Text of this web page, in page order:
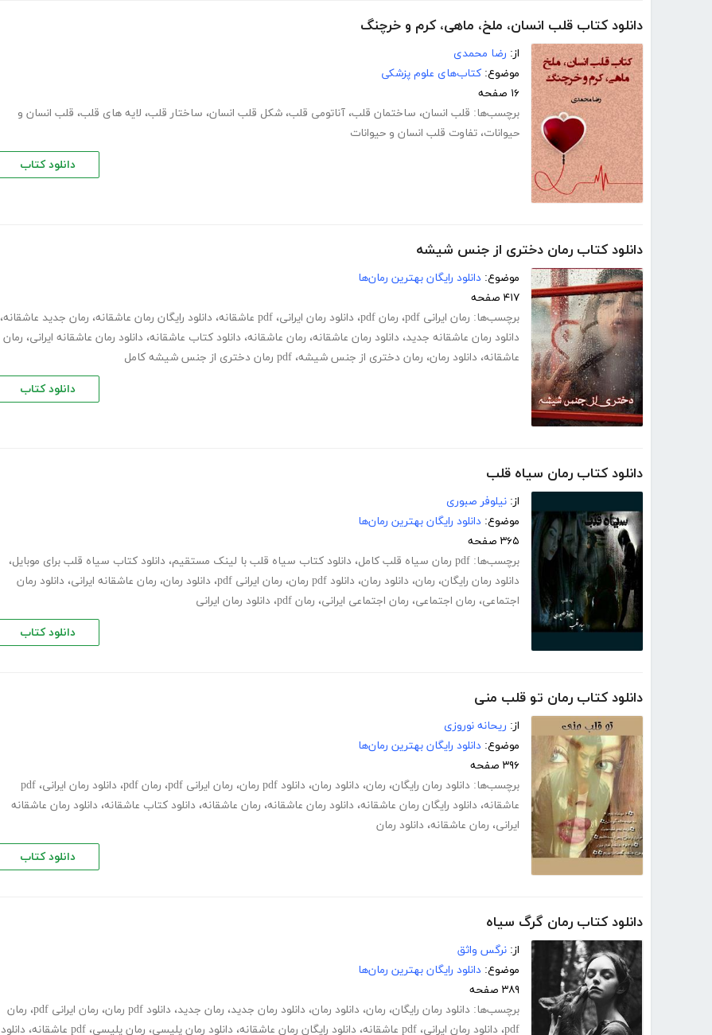
دانلود کتاب قلب انسان، ملخ، ماهی، کرم و خرچنگ
از: رضا محمدی
موضوع: کتاب‌های علوم پزشکی
۱۶ صفحه
برچسب‌ها: قلب انسان، ساختمان قلب، آناتومی قلب، شکل قلب انسان، ساختار قلب، لایه های قلب، قلب انسان و
حیوانات، تفاوت قلب انسان و حیوانات
دانلود کتاب
دانلود کتاب رمان دختری از جنس شیشه
موضوع: دانلود رایگان بهترین رمان‌ها
۴۱۷ صفحه
برچسب‌ها: رمان ایرانی pdf ، رمان pdf ، دانلود رمان ایرانی، pdf عاشقانه ، دانلود رایگان رمان عاشقانه، رمان جدید عاشقانه،
دانلود رمان عاشقانه جدید، دانلود رمان عاشقانه، رمان عاشقانه، دانلود کتاب عاشقانه، دانلود رمان عاشقانه ایرانی، رمان
عاشقانه، دانلود رمان، رمان دختری از جنس شیشه، pdf رمان دختری از جنس شیشه کامل
دانلود کتاب
دانلود کتاب رمان سیاه قلب
از: نیلوفر صبوری
موضوع: دانلود رایگان بهترین رمان‌ها
۳۶۵ صفحه
برچسب‌ها: pdf رمان سیاه قلب کامل ، دانلود کتاب سیاه قلب با لینک مستقیم، دانلود کتاب سیاه قلب برای موبایل،
دانلود رمان رایگان، رمان، دانلود رمان، دانلود pdf رمان ، رمان ایرانی pdf ، دانلود رمان، رمان عاشقانه ایرانی، دانلود رمان
اجتماعی، رمان اجتماعی، رمان اجتماعی ایرانی، رمان pdf ، دانلود رمان ایرانی
دانلود کتاب
دانلود کتاب رمان تو قلب منی
از: ریحانه نوروزی
موضوع: دانلود رایگان بهترین رمان‌ها
۳۹۶ صفحه
برچسب‌ها: دانلود رمان رایگان، رمان، دانلود رمان، دانلود pdf رمان ، رمان ایرانی pdf ، رمان pdf ، دانلود رمان ایرانی، pdf
عاشقانه، دانلود رایگان رمان عاشقانه، دانلود رمان عاشقانه، رمان عاشقانه، دانلود کتاب عاشقانه، دانلود رمان عاشقانه
ایرانی، رمان عاشقانه، دانلود رمان
دانلود کتاب
دانلود کتاب رمان گرگ سیاه
از: نرگس واثق
موضوع: دانلود رایگان بهترین رمان‌ها
۳۸۹ صفحه
برچسب‌ها: دانلود رمان رایگان، رمان، دانلود رمان، دانلود رمان جدید، رمان جدید، دانلود pdf رمان ، رمان ایرانی pdf ، رمان
pdf، دانلود رمان ایرانی، pdf عاشقانه ، دانلود رایگان رمان عاشقانه، دانلود رمان پلیسی، رمان پلیسی، pdf عاشقانه ، دانلود